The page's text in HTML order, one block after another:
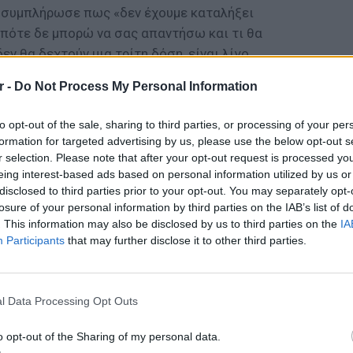
- Do Not Process My Personal Information
opt-out of the sale, sharing to third parties, or processing of your
for targeted advertising by us, please use the below opt-out
selection. Please note that after your opt-out request is processed
interest-based ads based on personal information utilized by us
to third parties prior to your opt-out. You may separately
of your personal information by third parties on the IAB’s list of
This information may also be disclosed by us to third parties on the
Participants that may further disclose it to other third parties.
Data Processing Opt Outs
opt-out of the Sharing of my personal data.
πως «δεν έχουμε καταλήξει
δε μπορώ να σας απαντήσω και τι θα
θα δεχτούν μια τρίτη δόση, είναι λίγο
για τρίτη δόση εμβολίου δεν θα
στον γενικό πληθυσμό, αλλά σε
ΔΙΑΦΗΜΙΣΗ